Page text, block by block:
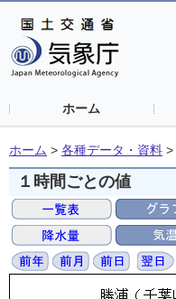
ホーム
ホーム > 各種データ・資料 >
１時間ごとの値